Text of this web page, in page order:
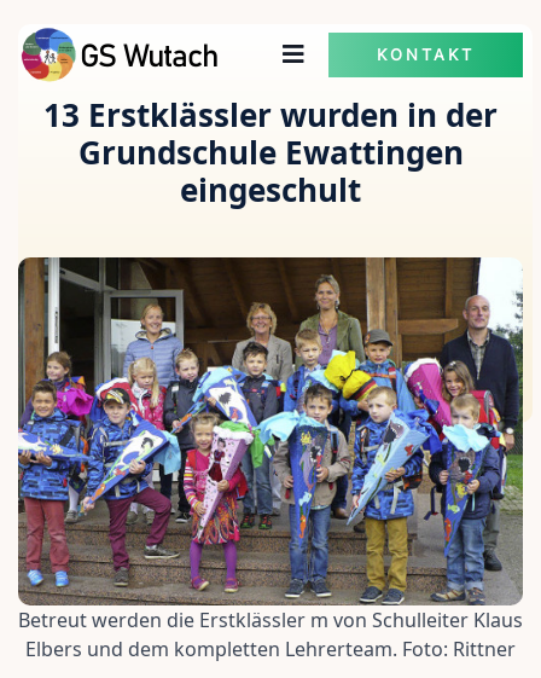
KONTAKT
13 Erstklässler wurden in der
Grundschule Ewattingen
eingeschult
Betreut werden die Erstklässler m von Schulleiter Klaus
Elbers und dem kompletten Lehrerteam. Foto: Rittner